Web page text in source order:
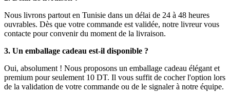
Nous livrons partout en Tunisie dans un délai de 24 à 48 heures
ouvrables. Dès que votre commande est validée, notre livreur vous
contacte pour convenir du moment de la livraison.
3. Un emballage cadeau est-il disponible ?
Oui, absolument ! Nous proposons un emballage cadeau élégant et
premium pour seulement 10 DT. Il vous suffit de cocher l'option lors
de la validation de votre commande ou de le signaler à notre équipe.